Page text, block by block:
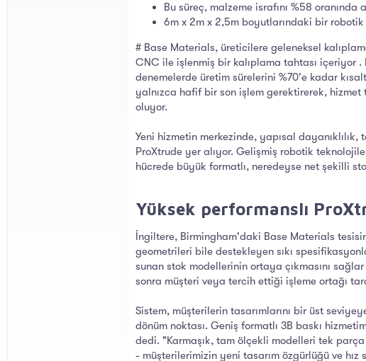
Bu süreç, malzeme israfını %58
6m x 2m x 2,5m boyutlarındaki bir
# Base Materials, üreticilere geleneksel
CNC ile işlenmiş bir kalıplama tahtası içeriyor
denemelerde üretim sürelerini %70'e kadar
yalnızca hafif bir son işlem gerektirerek, hizmet
oluyor.
Yeni hizmetin merkezinde, yapısal
ProXtrude yer alıyor. Gelişmiş robotik
hücrede büyük formatlı, neredeyse net şekilli
Yüksek performanslı
İngiltere, Birmingham'daki Base Materials
geometrileri bile destekleyen sıkı
sunan stok modellerinin ortaya çıkmasını
sonra müşteri veya tercih ettiği işleme ortağı
Sistem, müşterilerin tasarımlarını bir üst
dönüm noktası. Geniş formatlı 3B baskı
dedi. "Karmaşık, tam ölçekli modelleri tek
- müşterilerimizin yeni tasarım özgürlüğü ve hız